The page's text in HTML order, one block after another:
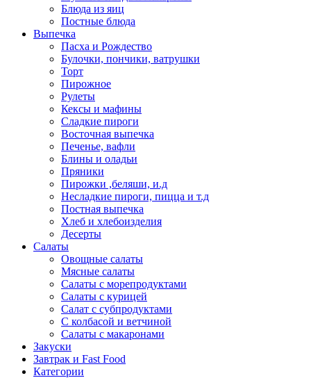
Блюда из яиц
Постные блюда
Выпечка
Пасха и Рождество
Булочки, пончики, ватрушки
Торт
Пирожное
Рулеты
Кексы и мафины
Сладкие пироги
Восточная выпечка
Печенье, вафли
Блины и оладьи
Пряники
Пирожки ,беляши, и.д
Несладкие пироги, пицца и т.д
Постная выпечка
Хлеб и хлебоизделия
Десерты
Салаты
Овощные салаты
Мясные салаты
Салаты с морепродуктами
Салаты с курицей
Салат с субпродуктами
С колбасой и ветчиной
Салаты с макаронами
Закуски
Завтрак и Fast Food
Категории